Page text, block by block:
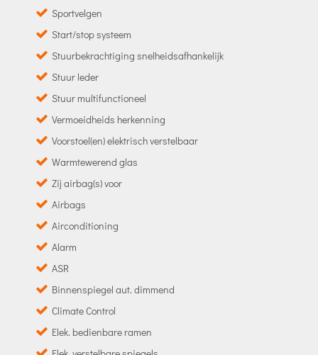
Sportvelgen
Start/stop systeem
Stuurbekrachtiging snelheidsafhankelijk
Stuur leder
Stuur multifunctioneel
Vermoeidheids herkenning
Voorstoel(en) elektrisch verstelbaar
Warmtewerend glas
Zij airbag(s) voor
Airbags
Airconditioning
Alarm
ASR
Binnenspiegel aut. dimmend
Climate Control
Elek. bedienbare ramen